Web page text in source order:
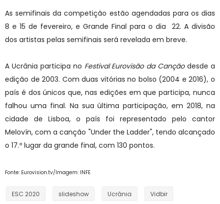
As semifinais da competição estão agendadas para os dias
8 e 15 de fevereiro, e Grande Final para o dia 22. A divisão
dos artistas pelas semifinais será revelada em breve.
A Ucrânia participa no Festival Eurovisão da Cançãodesde a
edição de 2003. Com duas vitórias no bolso (2004 e 2016), o
país é dos únicos que, nas edições em que participa, nunca
falhou uma final. Na sua última participação, em 2018, na
cidade de Lisboa, o país foi representado pelo cantor
Melovín, com a canção "Under the Ladder", tendo alcançado
o 17.º lugar da grande final, com 130 pontos.
Fonte: Eurovision.tv/Imagem: INFE
ESC 2020 slideshow Ucrânia Vidbir